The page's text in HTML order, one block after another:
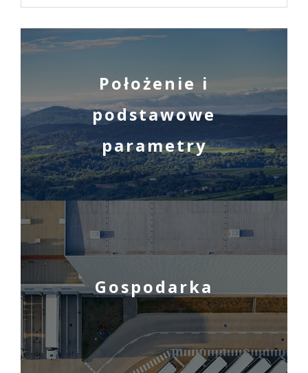
Położenie i
podstawowe
parametry
Gospodarka